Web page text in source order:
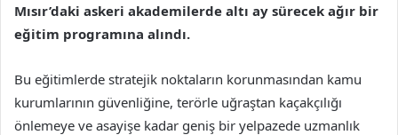
Mısır’daki askeri akademilerde altı ay sürecek ağır bir
eğitim programına alındı.
Bu eğitimlerde stratejik noktaların korunmasından kamu
kurumlarının güvenliğine, terörle uğraştan kaçakçılığı
önlemeye ve asayişe kadar geniş bir yelpazede uzmanlık